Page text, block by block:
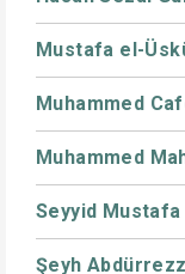
Mustafa el-
Muhammed
Muhammed
Seyyid Mustafa
Şeyh